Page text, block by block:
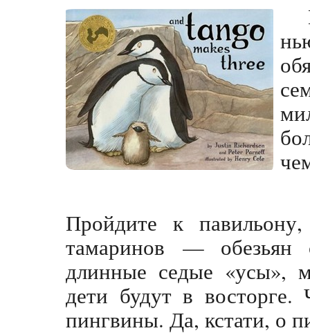
Пройдите к
тамаринов — обезьян
длинные седые «усы»,
дети будут в
пингвины. Да, кстати, о